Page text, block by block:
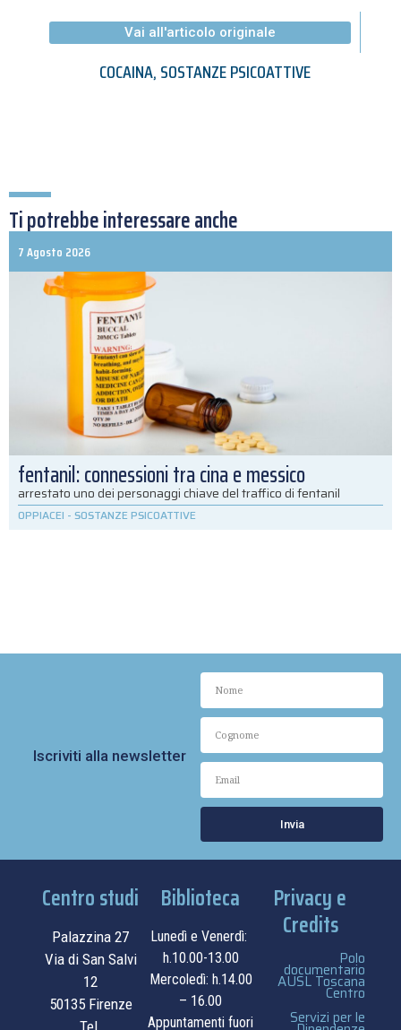
Vai all'articolo originale
COCAINA,SOSTANZE PSICOATTIVE
Ti potrebbe interessare anche
7 Agosto 2026
fentanil: connessioni tra cina e messico
arrestato uno dei personaggi chiave del traffico di fentanil
OPPIACEI - SOSTANZE PSICOATTIVE
Iscriviti alla newsletter
Invia
Centro studi
Palazzina 27
Via di San Salvi
12
50135 Firenze
Tel.
Biblioteca
Lunedì e Venerdì:
h.10.00-13.00
Mercoledì: h.14.00
– 16.00
Appuntamenti fuori
Privacy e
Credits
Polo
documentario
AUSL Toscana
Centro
Servizi per le